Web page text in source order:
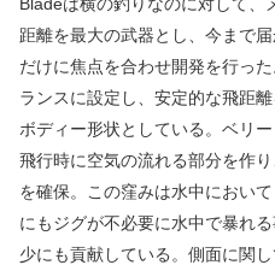
距離を最大の武器とし、今まで
だけに焦点を合わせ開発を行っ
ランスに設定し、安定的な飛距
ボディー形状としている。ベリ
飛行時に空気の流れる部分を作
を確保。この窪みは水中におい
にもジグが不必要に水中で暴れ
少にも貢献している。側面に関